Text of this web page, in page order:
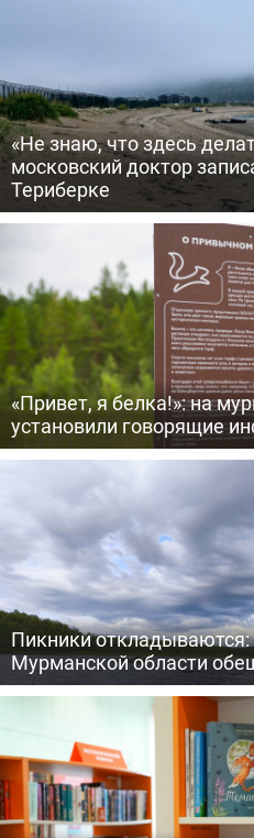
«Не знаю, что здесь
московский доктор
Териберке
«Привет, я белка!»: на
установили говорящие
Пикники откладываются:
Мурманской области